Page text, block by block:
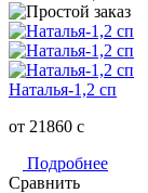
Наталья-1,2 сп
от 21860 c
Подробнее
Сравнить